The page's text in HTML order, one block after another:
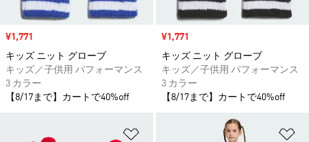
セール価格
¥1,771
キッズ ニット グローブ
キッズ／子供用 パフォーマンス
3 カラー
【8/17まで】カートで40%off
セール価格
¥1,771
キッズ ニット グローブ
キッズ／子供用 パフォーマンス
3 カラー
【8/17まで】カートで40%off
ほしいものリストに追加